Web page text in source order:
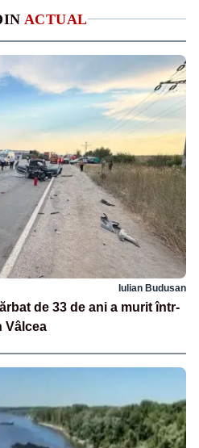
ACTUAL
Iulian Budusan
de 33 de ani a murit într-
Vâlcea